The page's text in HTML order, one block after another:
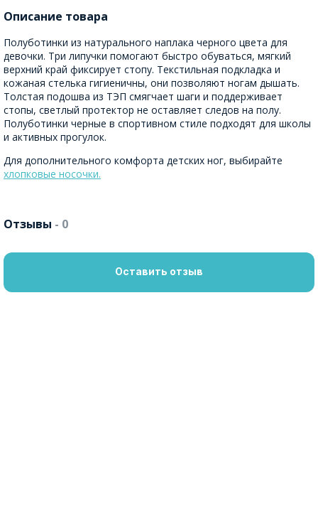
Описание товара
Полуботинки из натурального наплака черного цвета для
девочки. Три липучки помогают быстро обуваться, мягкий
верхний край фиксирует стопу. Текстильная подкладка и
кожаная стелька гигиеничны, они позволяют ногам дышать.
Толстая подошва из ТЭП смягчает шаги и поддерживает
стопы, светлый протектор не оставляет следов на полу.
Полуботинки черные в спортивном стиле подходят для школы
и активных прогулок.
Для дополнительного комфорта детских ног, выбирайте
хлопковые носочки.
Отзывы - 0
Оставить отзыв